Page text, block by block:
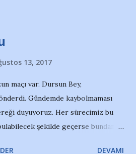
göremeyeceği paraları
ihanet edip çekip gittiler.
Oysa balyoz bizde. Kıralım
Kıralım zinciri, sabırlı olalım ve
biz olalım. Sadece Mustafa değil
yarın ben de oynayabilirim
13, 2017
maçı var. Dursun Bey,
Gündemde kaybolmaması
duyuyoruz. Her sürecimiz bu
şekilde geçerse bundan
DEVAMI